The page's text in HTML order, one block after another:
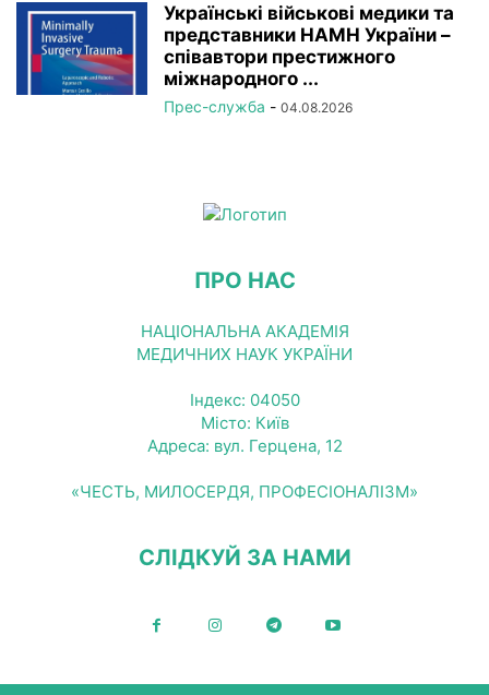
Українські військові медики та
представники НАМН України –
співавтори престижного
міжнародного ...
Прес-служба - 04.08.2026
ПРО НАС
НАЦІОНАЛЬНА АКАДЕМІЯ
МЕДИЧНИХ НАУК УКРАЇНИ
Індекс: 04050
Місто: Київ
Адреса: вул. Герцена, 12
«ЧЕСТЬ, МИЛОСЕРДЯ, ПРОФЕСІОНАЛІЗМ»
СЛІДКУЙ ЗА НАМИ